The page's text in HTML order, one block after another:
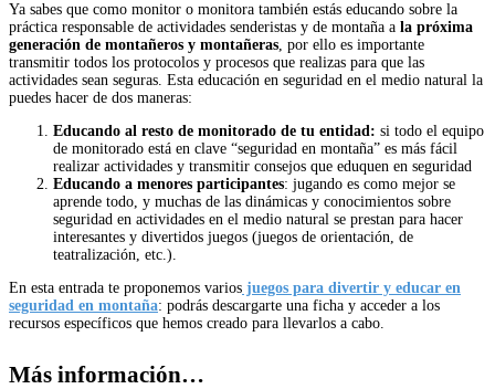
Ya sabes que como monitor o monitora también estás educando sobre la
práctica responsable de actividades senderistas y de montaña a la próxima
generación de montañeros y montañeras, por ello es importante
transmitir todos los protocolos y procesos que realizas para que las
actividades sean seguras. Esta educación en seguridad en el medio natural la
puedes hacer de dos maneras:
Educando al resto de monitorado de tu entidad: si todo el equipo
de monitorado está en clave “seguridad en montaña” es más fácil
realizar actividades y transmitir consejos que eduquen en seguridad
Educando a menores participantes: jugando es como mejor se
aprende todo, y muchas de las dinámicas y conocimientos sobre
seguridad en actividades en el medio natural se prestan para hacer
interesantes y divertidos juegos (juegos de orientación, de
teatralización, etc.).
En esta entrada te proponemos varios juegos para divertir y educar en
seguridad en montaña: podrás descargarte una ficha y acceder a los
recursos específicos que hemos creado para llevarlos a cabo.
Más información…